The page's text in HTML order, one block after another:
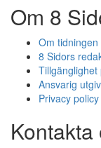
Om 8
Om
8 Sidors
Tillgänglighet
Ansvarig
Privacy
Kontakta